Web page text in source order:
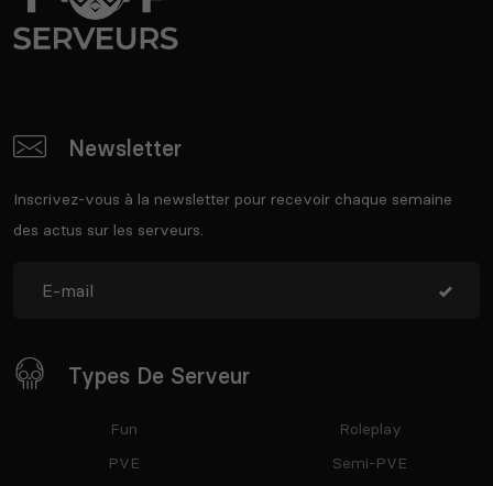
Newsletter
Inscrivez-vous à la newsletter pour recevoir chaque semaine
des actus sur les serveurs.
Types De Serveur
Fun
PVE
Roleplay
Semi-PVE